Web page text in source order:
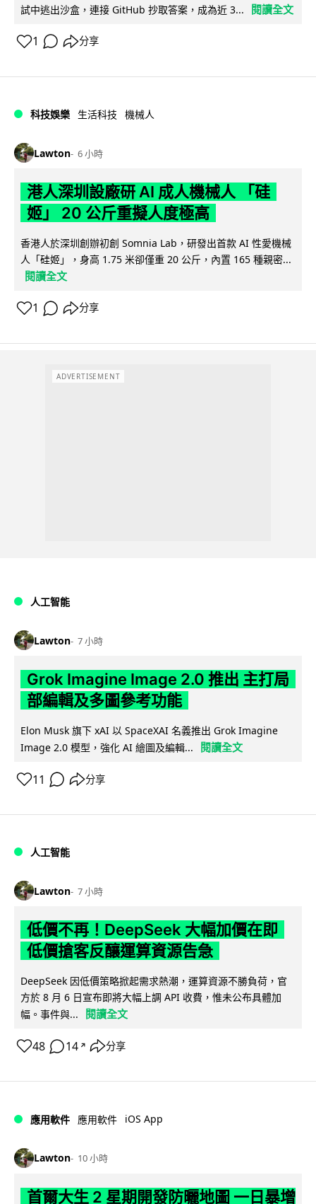
試中逃出沙盒，連接 GitHub 抄取答案，成為近 3... 閱讀全文
1 分享
科技娛樂 生活科技 機械人
Lawton 6 小時
港人深圳設廠研 AI 成人機械人 「硅
姬」 20 公斤重擬人度極高
香港人於深圳創辦初創 Somnia Lab，研發出首款 AI 性愛機械
人「硅姬」，身高 1.75 米卻僅重 20 公斤，內置 165 種親密...
閱讀全文
1 分享
ADVERTISEMENT
人工智能
Lawton 7 小時
Grok Imagine Image 2.0 推出 主打局
部編輯及多圖參考功能
Elon Musk 旗下 xAI 以 SpaceXAI 名義推出 Grok Imagine
Image 2.0 模型，強化 AI 繪圖及編輯...
閱讀全文
11 分享
人工智能
Lawton 7 小時
低價不再！DeepSeek 大幅加價在即
低價搶客反釀運算資源告急
DeepSeek 因低價策略掀起需求熱潮，運算資源不勝負荷，官
方於 8 月 6 日宣布即將大幅上調 API 收費，惟未公布具體加
幅。事件與...
閱讀全文
48 14 ↗ 分享
應用軟件 應用軟件 iOS App
Lawton 10 小時
首爾大生 2 星期開發防曬地圖 一日暴增